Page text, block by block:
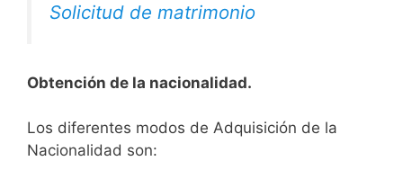
Solicitud de matrimonio
Obtención de la nacionalidad.
​​​Los diferentes modos de Adquisición de la
Nacionalidad son: